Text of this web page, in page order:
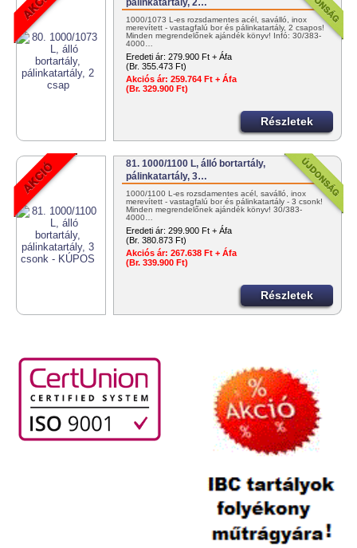
pálinkatartály, 2…
1000/1073 L-es rozsdamentes acél, saválló, inox
merevített - vastagfalú bor és pálinkatartály, 2 csapos!
Minden megrendelőnek ajándék könyv! Infó: 30/383-
4000…
Eredeti ár: 279.900 Ft + Áfa
(Br. 355.473 Ft)
Akciós ár: 259.764 Ft + Áfa
(Br. 329.900 Ft)
Részletek
81. 1000/1100 L, álló bortartály,
pálinkatartály, 3…
1000/1100 L-es rozsdamentes acél, saválló, inox
merevített - vastagfalú bor és pálinkatartály - 3 csonk!
Minden megrendelőnek ajándék könyv! 30/383-
4000…
Eredeti ár: 299.900 Ft + Áfa
(Br. 380.873 Ft)
Akciós ár: 267.638 Ft + Áfa
(Br. 339.900 Ft)
Részletek